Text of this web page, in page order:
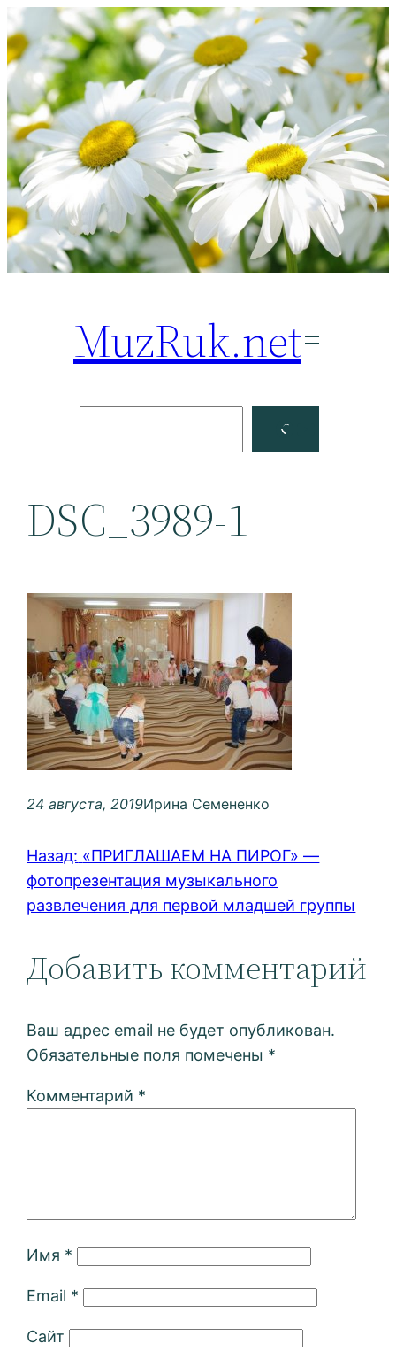
Перейти
к
содержимому
MuzRuk.net
Facebook
DSC_3989-1
24 августа, 2019Ирина Семененко
Назад: «ПРИГЛАШАЕМ НА ПИРОГ» —
фотопрезентация музыкального
развлечения для первой младшей группы
Добавить комментарий
Ваш адрес email не будет опубликован.
Обязательные поля помечены *
Комментарий *
Имя *
Email *
Сайт